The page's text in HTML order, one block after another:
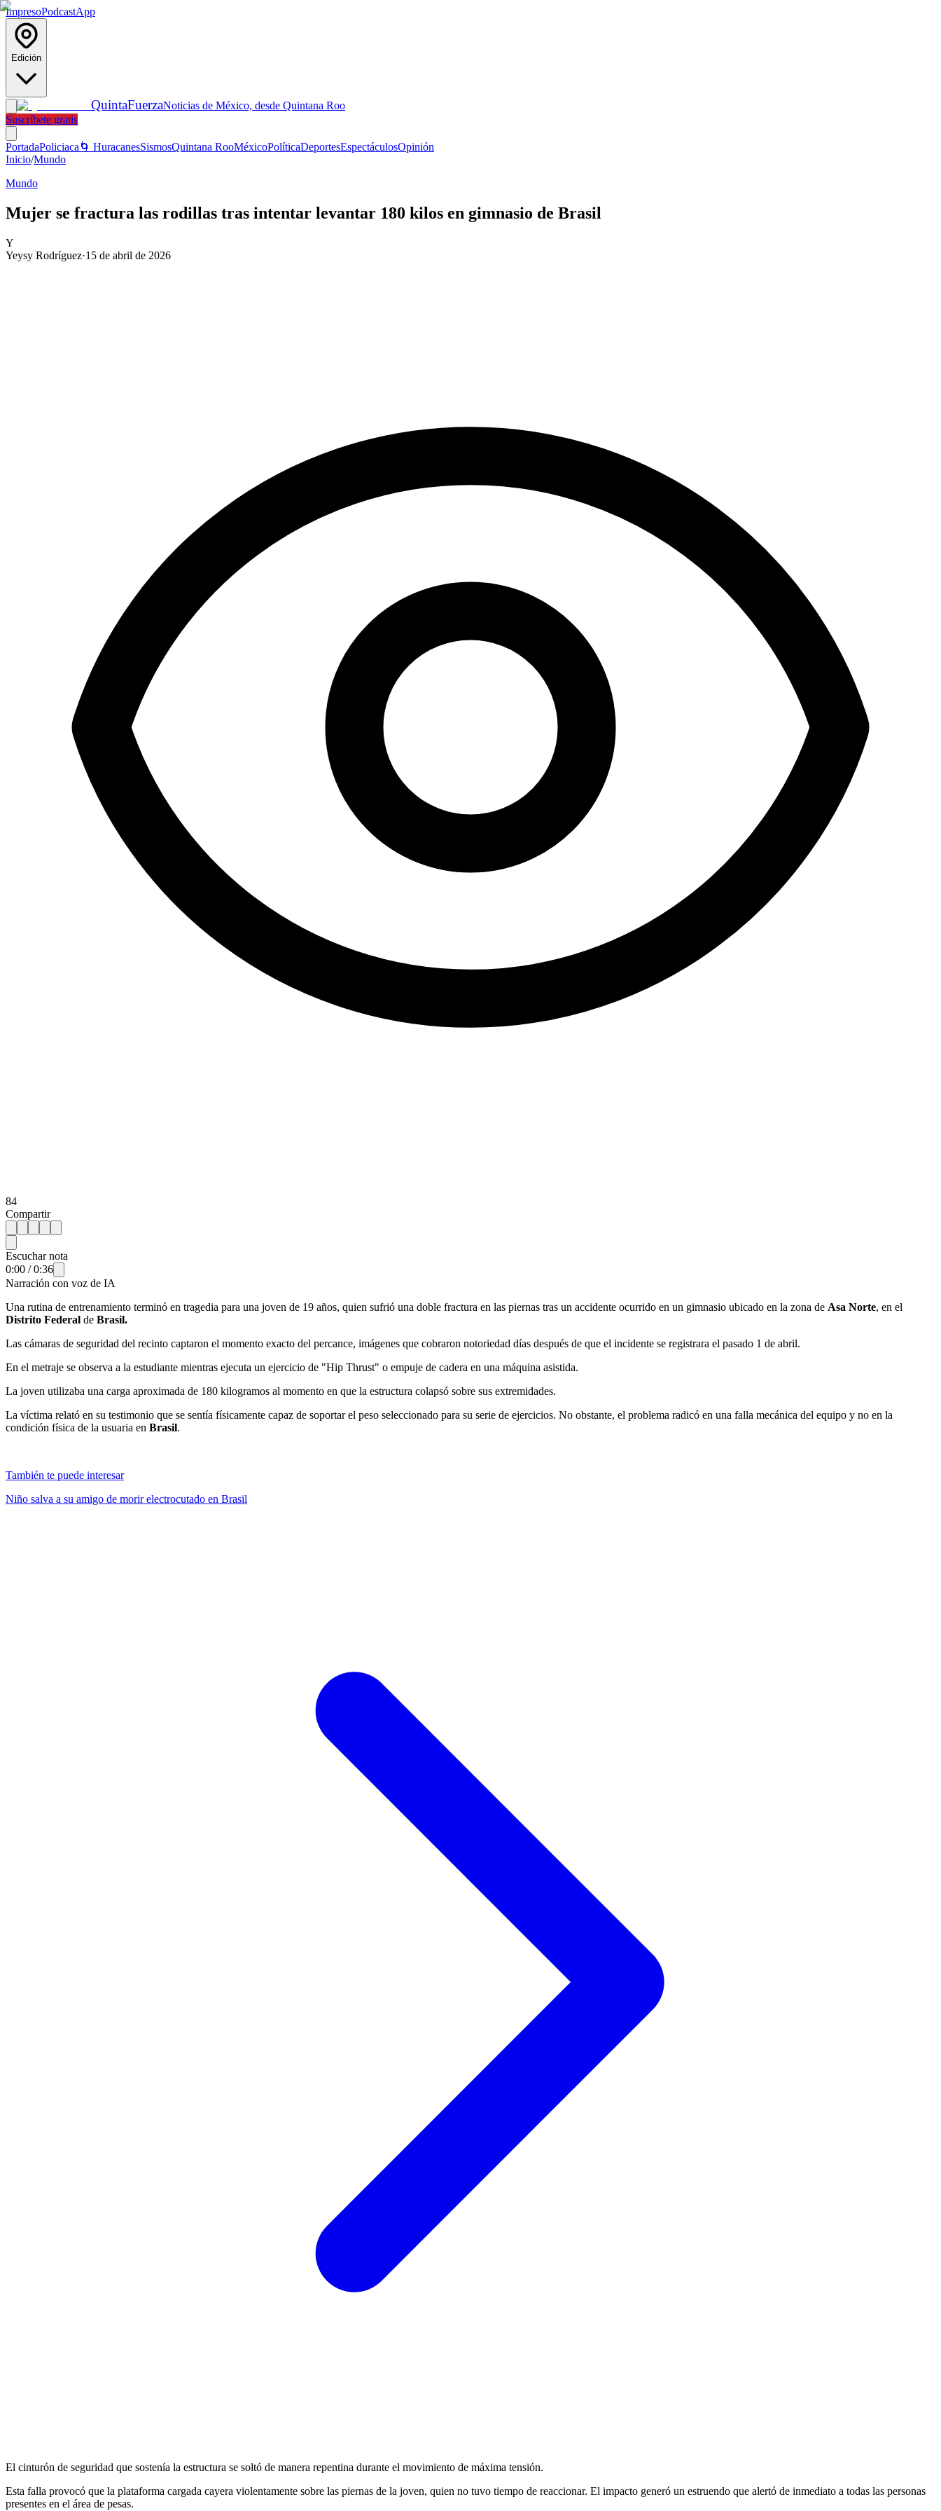
ImpresoPodcastApp
Edición
QuintaFuerzaNoticias de México, desde Quintana Roo
Suscríbete gratis
PortadaPoliciaca 🌀 HuracanesSismosQuintana RooMéxicoPolíticaDeportesEspectáculosOpinión
Inicio/Mundo
Mundo
Mujer se fractura las rodillas tras intentar levantar 180 kilos en gimnasio de Brasil
Y
Yeysy Rodríguez·15 de abril de 2026
84
Compartir
Escuchar nota
0:00 /0:36
Narración con voz de IA
Una rutina de entrenamiento terminó en tragedia para una joven de 19 años, quien sufrió una doble fractura en las piernas tras un accidente ocurrido en un gimnasio ubicado en la zona de Asa Norte, en el
Distrito Federal de Brasil.
Las cámaras de seguridad del recinto captaron el momento exacto del percance, imágenes que cobraron notoriedad días después de que el incidente se registrara el pasado 1 de abril.
En el metraje se observa a la estudiante mientras ejecuta un ejercicio de "Hip Thrust" o empuje de cadera en una máquina asistida.
La joven utilizaba una carga aproximada de 180 kilogramos al momento en que la estructura colapsó sobre sus extremidades.
La víctima relató en su testimonio que se sentía físicamente capaz de soportar el peso seleccionado para su serie de ejercicios. No obstante, el problema radicó en una falla mecánica del equipo y no en la
condición física de la usuaria en Brasil.
También te puede interesar
Niño salva a su amigo de morir electrocutado en Brasil
El cinturón de seguridad que sostenía la estructura se soltó de manera repentina durante el movimiento de máxima tensión.
Esta falla provocó que la plataforma cargada cayera violentamente sobre las piernas de la joven, quien no tuvo tiempo de reaccionar. El impacto generó un estruendo que alertó de inmediato a todas las personas
presentes en el área de pesas.